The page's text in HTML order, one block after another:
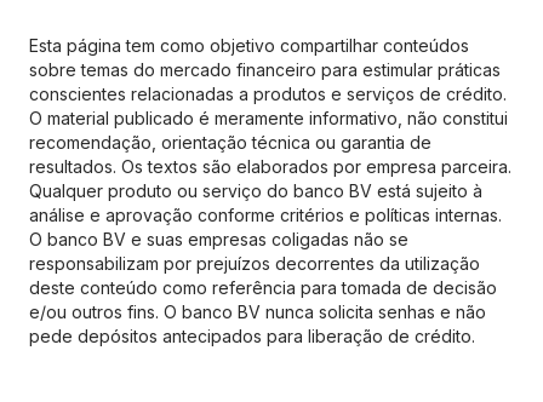
Esta página tem como objetivo compartilhar conteúdos
sobre temas do mercado financeiro para estimular práticas
conscientes relacionadas a produtos e serviços de crédito.
O material publicado é meramente informativo, não constitui
recomendação, orientação técnica ou garantia de
resultados. Os textos são elaborados por empresa parceira.
Qualquer produto ou serviço do banco BV está sujeito à
análise e aprovação conforme critérios e políticas internas.
O banco BV e suas empresas coligadas não se
responsabilizam por prejuízos decorrentes da utilização
deste conteúdo como referência para tomada de decisão
e/ou outros fins. O banco BV nunca solicita senhas e não
pede depósitos antecipados para liberação de crédito.